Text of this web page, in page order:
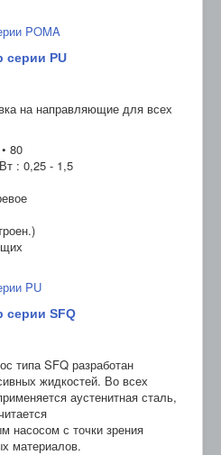
POMA
серии PU
на направляющие для всех
80
: 0,25 - 1,5
PU
серии SFQ
типа SFQ разработан
жидкостей. Во всех
аустенитная сталь,
насосом с точки зрения
материалов.